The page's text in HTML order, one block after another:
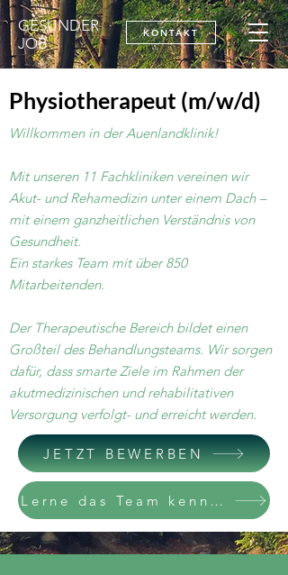
GESUNDER
JOB
KONTAKT
Physiotherapeut (m/w/d)
Willkommen in der Auenlandklinik!
Mit unseren 11 Fachkliniken vereinen wir
Akut- und Rehamedizin unter einem Dach –
mit einem ganzheitlichen Verständnis von
Gesundheit.
Ein starkes Team mit über 850
Mitarbeitenden.
Der Therapeutische Bereich bildet einen
Großteil des Behandlungsteams. Wir sorgen
dafür, dass smarte Ziele im Rahmen der
akutmedizinischen und rehabilitativen
Versorgung verfolgt- und erreicht werden.
JETZT BEWERBEN
Lerne das Team kennen